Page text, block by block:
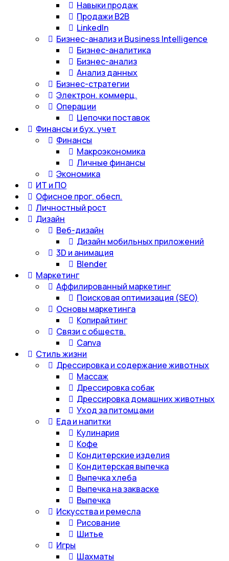
Навыки продаж
Продажи B2B
LinkedIn
Бизнес-анализ и Business Intelligence
Бизнес-аналитика
Бизнес-анализ
Анализ данных
Бизнес-стратегии
Электрон. коммерц.
Операции
Цепочки поставок
Финансы и бух. учет
Финансы
Макроэкономика
Личные финансы
Экономика
ИТ и ПО
Офисное прог. обесп.
Личностный рост
Дизайн
Веб-дизайн
Дизайн мобильных приложений
3D и анимация
Blender
Маркетинг
Аффилированный маркетинг
Поисковая оптимизация (SEO)
Основы маркетинга
Копирайтинг
Связи с обществ.
Canva
Стиль жизни
Дрессировка и содержание животных
Массаж
Дрессировка собак
Дрессировка домашних животных
Уход за питомцами
Еда и напитки
Кулинария
Кофе
Кондитерские изделия
Кондитерская выпечка
Выпечка хлеба
Выпечка на закваске
Выпечка
Искусства и ремесла
Рисование
Шитье
Игры
Шахматы